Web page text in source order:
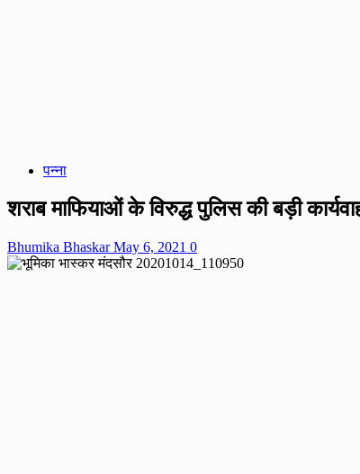
पन्ना
शराब माफियाओं के विरुद्ध पुलिस की बड़ी
Bhumika BhaskarMay 6, 2021 0